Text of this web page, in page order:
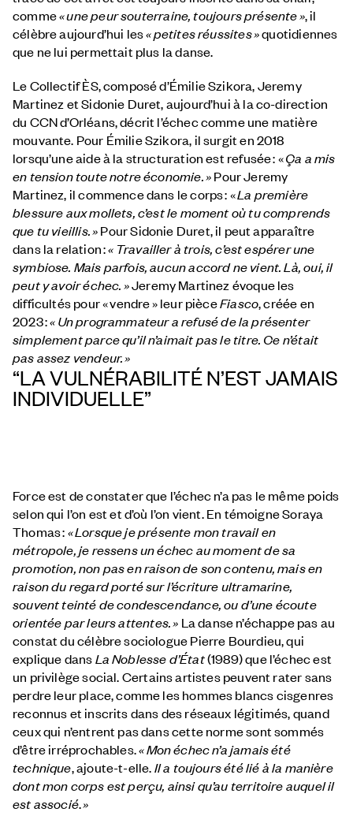
comme«une peur souterraine, toujours présente », il
célèbre aujourd’hui les« petites réussites »quotidiennes
que ne lui permettait plus la danse.
Le Collectif ÈS, composé d’Émilie Szikora, Jeremy
Martinez et Sidonie Duret, aujourd’hui à la co-direction
du CCN d’Orléans, décrit l’échec comme une matière
mouvante. Pour Émilie Szikora, il surgit en 2018
lorsqu’une aide à la structuration est refusée : «Ça a mis
en tension toute notre économie.»Pour Jeremy
Martinez, il commence dans le corps : «La première
blessure aux mollets, c’est le moment où tu comprends
que tu vieillis.»Pour Sidonie Duret, il peut apparaître
dans la relation :« Travailler à trois, c’est espérer une
symbiose. Mais parfois, aucun accord ne vient. Là, oui, il
peut y avoir échec. »Jeremy Martinez évoque les
difficultés pour « vendre » leur pièceFiasco, créée en
2023 :«Un programmateur a refusé de la présenter
simplement parce qu’il n’aimait pas le titre. Ce n’était
pas assez vendeur. »
“LA VULNÉRABILITÉ N’EST JAMAIS
INDIVIDUELLE”
Force est de constater que l’échec n’a pas le même poids
selon qui l’on est et d’où l’on vient. En témoigne Soraya
Thomas:« Lorsque je présente mon travail en
métropole, je ressens un échec au moment de sa
promotion, non pas en raison de son contenu, mais en
raison du regard porté sur l’écriture ultramarine,
souvent teinté de condescendance, ou d’une écoute
orientéepar leurs attentes. » La danse n’échappe pas au
constat du célèbre sociologue Pierre Bourdieu, qui
explique dansLa Noblesse d’État(1989) quel’échec est
un privilège social.Certains artistes peuvent rater sans
perdre leur place, comme les hommes blancs cisgenres
reconnus et inscrits dans des réseaux légitimés, quand
ceux qui n’entrent pas dans cette norme sont sommés
d’être irréprochables.«Mon échec n’a jamais été
technique, ajoute-t-elle.Il a toujours été lié à la manière
dont mon corps est perçu, ainsi qu’au territoire auquel il
est associé.»